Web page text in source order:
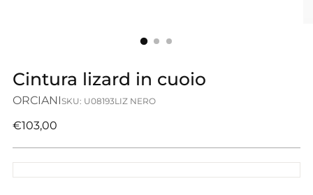
Cintura lizard in cuoio
ORCIANISKU: U08193LIZ NERO
Prezzo
€103,00